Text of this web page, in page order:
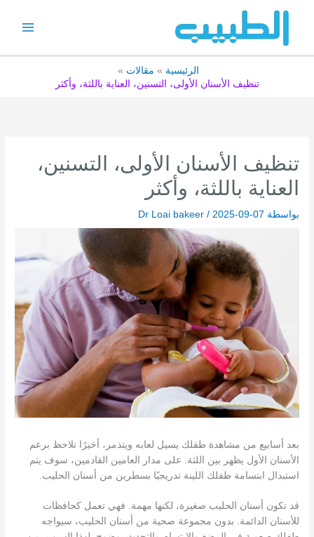
الرئيسية
مقالات
تنظيف الأسنان الأولى، التسنين، العناية باللثة، وأكثر
تنظيف الأسنان الأولى، التسنين،
العناية باللثة، وأكثر
بواسطة Dr Loai bakeer / 2025-09-07
بعد أسابيع من مشاهدة طفلك يسيل لعابه ويتذمر، أخيرًا تلاحظ برعم
الأسنان الأول يظهر بين اللثة. على مدار العامين القادمين، سوف يتم
استبدال ابتسامة طفلك اللينة تدريجيًا بسطرين من أسنان الحليب.
قد تكون أسنان الحليب صغيرة، لكنها مهمة. فهي تعمل كحافظات
للأسنان الدائمة. بدون مجموعة صحية من أسنان الحليب، سيواجه